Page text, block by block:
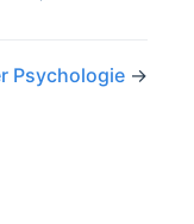
Psychologie →